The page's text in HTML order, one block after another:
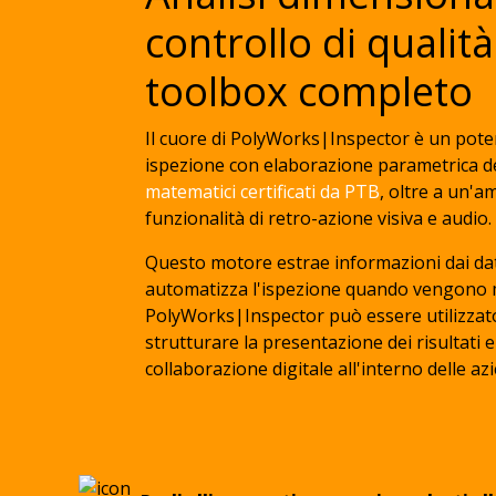
controllo di
toolbox completo
Il cuore di PolyWorks|Inspector è un
ispezione con elaborazione parametrica
matematici certificati da PTB, oltre a
funzionalità di retro-azione visiva e audio.
Questo motore estrae informazioni dai
automatizza l'ispezione quando
PolyWorks|Inspector può essere
strutturare la presentazione dei risultati
collaborazione digitale all'interno delle